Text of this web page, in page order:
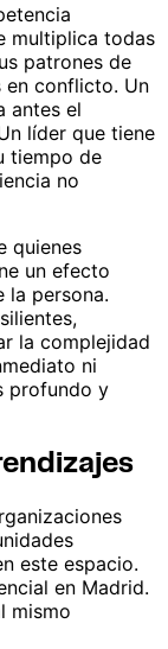
multiplica todas
patrones de
en conflicto. Un
antes el
líder que tiene
tiempo de
no
quienes
un efecto
la persona.
la complejidad
ni
profundo y
este espacio.
en Madrid.
mismo